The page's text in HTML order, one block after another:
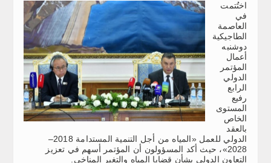
اختُتمت
في
العاصمة
الطاجيكية
دوشنبه
أعمال
المؤتمر
الدولي
الرابع
رفيع
المستوى
الخاص
بالعقد
الدولي للعمل «المياه من أجل التنمية المستدامة 2018–
2028»، حيث أكد المسؤولون أن المؤتمر أسهم في تعزيز
التعاون الدولي بشأن قضايا المياه والتغير المناخي.